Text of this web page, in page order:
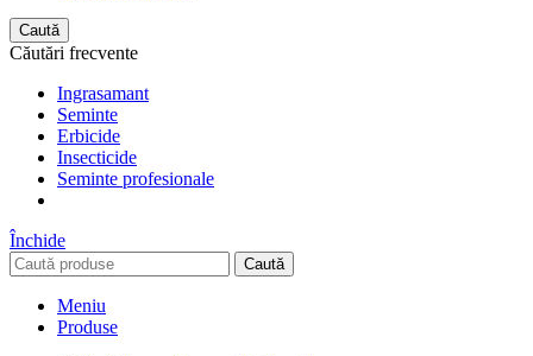
Caută
Căutări frecvente
Ingrasamant
Seminte
Erbicide
Insecticide
Seminte profesionale
Închide
Caută
Meniu
Produse